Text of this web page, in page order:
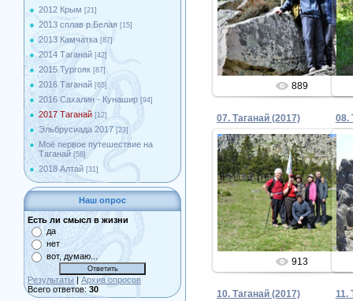
2012 Крым [21]
2013 сплав р.Белая [15]
2013 Камчатка [87]
2014 Таганай [42]
2015 Тургояк [87]
2016 Таганай [65]
2016 Сахалин - Кунашир [94]
2017 Таганай [12]
Эльбрусиада 2017 [23]
Моё первое путешествие на
Таганай [58]
2018 Алтай [31]
Наш опрос
Есть ли смысл в жизни
да
нет
вот, думаю...
Результаты | Архив опросов
Всего ответов: 30
15.06.2017
Admin
889
07. Таганай (2017)
15.06.2017
Admin
913
08.
10. Таганай (2017) 11.